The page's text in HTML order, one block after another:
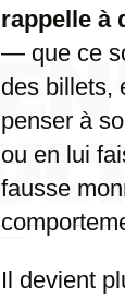
rappelle à
— que ce
des billets,
penser à
ou en lui
fausse
Il devient